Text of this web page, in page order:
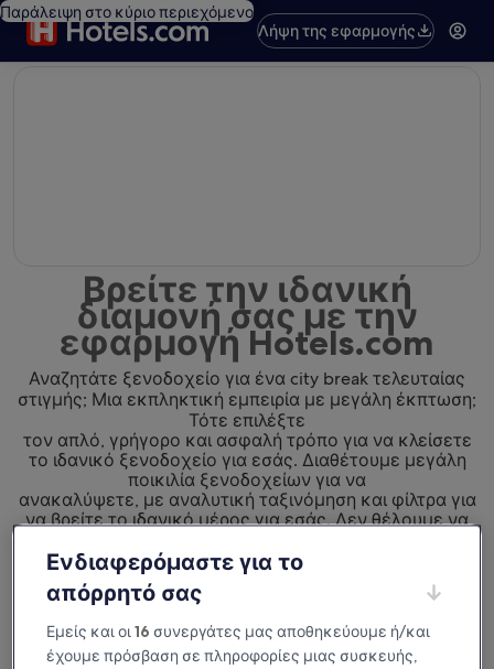
Παράλειψη στο κύριο περιεχόμενο
Λήψη της εφαρμογής
Βρείτε την ιδανική
διαμονή σας με την
εφαρμογή Hotels.com
Αναζητάτε ξενοδοχείο για ένα city break τελευταίας
στιγμής; Μια εκπληκτική εμπειρία με μεγάλη έκπτωση;
Τότε επιλέξτε
τον απλό, γρήγορο και ασφαλή τρόπο για να κλείσετε
το ιδανικό ξενοδοχείο για εσάς. Διαθέτουμε μεγάλη
ποικιλία ξενοδοχείων για να
ανακαλύψετε, με αναλυτική ταξινόμηση και φίλτρα για
να βρείτε το ιδανικό μέρος για εσάς. Δεν θέλουμε να
το μέρος που θα επιλέξετε για τη διαμονή σας.
Θέλουμε να το λατρέψετε.
Διαθέσιμη σε iOS και Android
Ενδιαφερόμαστε για το
απόρρητό σας
Εμείς και οι16 συνεργάτες μας αποθηκεύουμε ή/και
έχουμε πρόσβαση σε πληροφορίες μιας συσκευής,